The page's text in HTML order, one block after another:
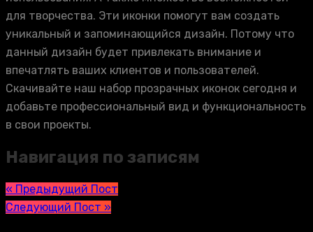
для творчества. Эти иконки помогут вам создать
уникальный и запоминающийся дизайн. Потому что
данный дизайн будет привлекать внимание и
впечатлять ваших клиентов и пользователей.
Скачивайте наш набор прозрачных иконок сегодня и
добавьте профессиональный вид и функциональность
в свои проекты.
Навигация по записям
« Предыдущий Пост
Следующий Пост »